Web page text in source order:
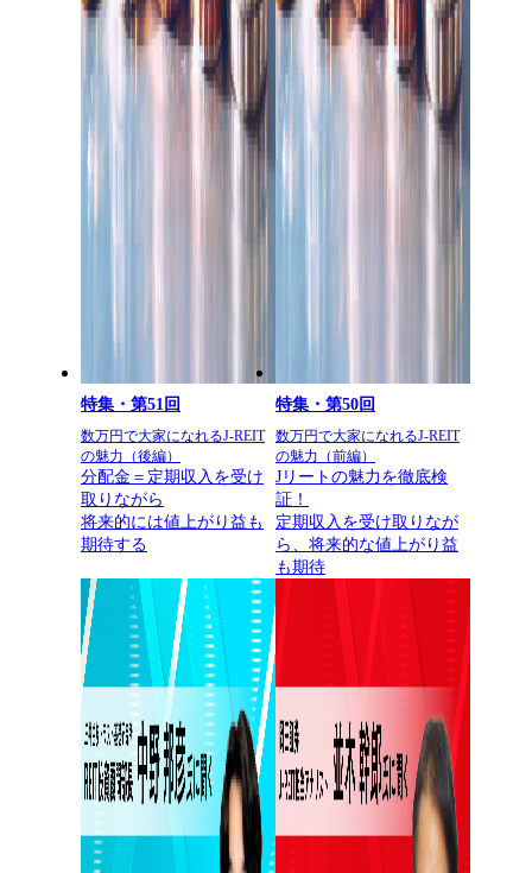
特集・第51回
数万円で大家になれるJ-REIT
の魅力（後編）
分配金＝定期収入を受け
取りながら
将来的には値上がり益も
期待する
特集・第50回
数万円で大家になれるJ-REIT
の魅力（前編）
Jリートの魅力を徹底検
証！
定期収入を受け取りなが
ら、将来的な値上がり益
も期待